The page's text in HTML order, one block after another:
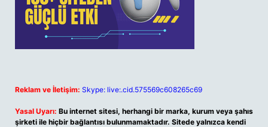
Reklam ve İletişim: Skype: live:.cid.575569c608265c69
Yasal Uyarı: Bu internet sitesi, herhangi bir marka, kurum veya şahıs
şirketi ile hiçbir bağlantısı bulunmamaktadır. Sitede yalnızca kendi